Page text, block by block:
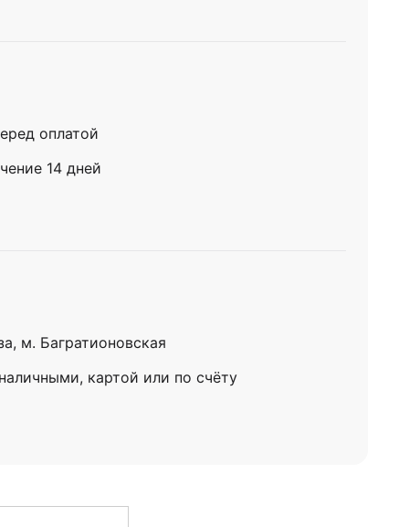
оплатой
14 дней
м. Багратионовская
картой или по счёту